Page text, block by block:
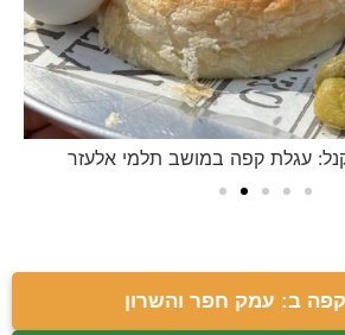
עגלת קפה במושב תלמי אלעזר
ב: עמק חפר והשרון